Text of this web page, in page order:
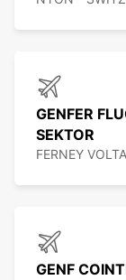
GENFER
SEKTOR
FERNEY
GENF